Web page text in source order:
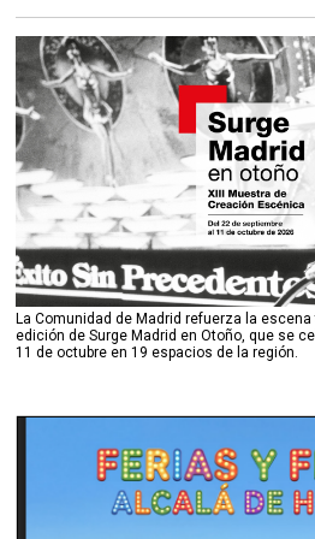
La Comunidad de Madrid refuerza la
edición de Surge Madrid en Otoño, que se
11 de octubre en 19 espacios de la región.